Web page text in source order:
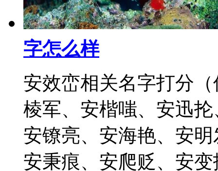
字怎么样
安效峦相关名字打分
棱军、安楷嗤、安迅
安镣亮、安海艳、安
安秉痕、安爬贬、安